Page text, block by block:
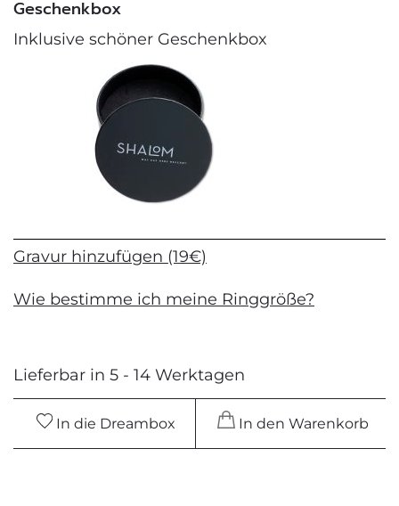
Geschenkbox
Inklusive schöner Geschenkbox
Gravur hinzufügen (19€)
Wie bestimme ich meine Ringgröße?
Lieferbar in 5 - 14 Werktagen
In die Dreambox In den Warenkorb